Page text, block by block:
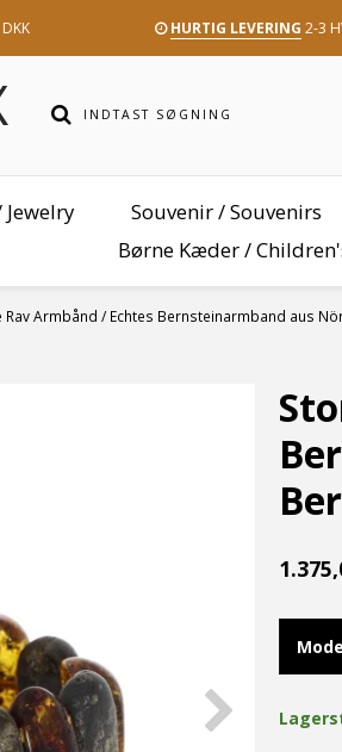
HURTIG LEVERING 2-3
Souvenir / Souvenirs
Børne Kæder /
Armbånd / Echtes Bernsteinarmband aus